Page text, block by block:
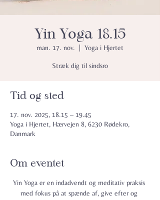
Yin Yoga 18.15
man. 17. nov. Yoga i Hjertet
Stræk dig til sindsro
Tid og sted
17. nov. 2025, 18.15 – 19.45
Yoga i Hjertet, Hærvejen 8, 6230 Rødekro,
Danmark
Om eventet
Yin Yoga er en indadvendt og meditativ praksis
med fokus på at spænde af, give efter og